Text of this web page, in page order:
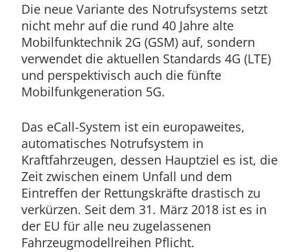
Die neue Variante des Notrufsystems setzt
nicht mehr auf die rund 40 Jahre alte
Mobilfunktechnik 2G (GSM) auf, sondern
verwendet die aktuellen Standards 4G (LTE)
und perspektivisch auch die fünfte
Mobilfunkgeneration 5G.
Das eCall-System ist ein europaweites,
automatisches Notrufsystem in
Kraftfahrzeugen, dessen Hauptziel es ist, die
Zeit zwischen einem Unfall und dem
Eintreffen der Rettungskräfte drastisch zu
verkürzen. Seit dem 31. März 2018 ist es in
der EU für alle neu zugelassenen
Fahrzeugmodellreihen Pflicht.